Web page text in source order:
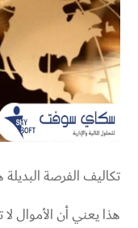
تكاليف الفرصة
هذا يعني أن الأموال